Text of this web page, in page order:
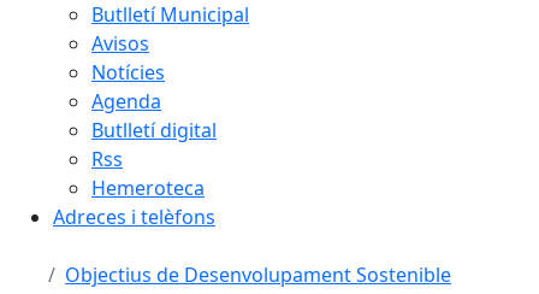
Butlletí Municipal
Avisos
Notícies
Agenda
Butlletí digital
Rss
Hemeroteca
Adreces i telèfons
Objectius de Desenvolupament Sostenible